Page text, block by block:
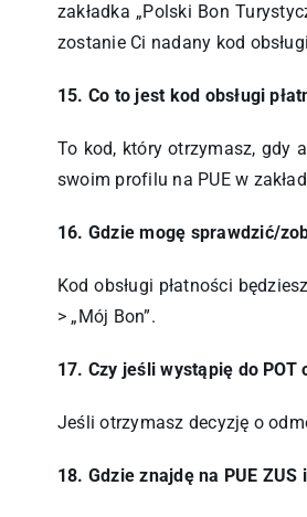
zakładka „Polski Bon
zostanie Ci nadany kod
15. Co to jest kod obsługi
To kod, który otrzymasz, gdy
swoim profilu na PUE w
16. Gdzie mogę sprawdzić/
Kod obsługi płatności
> „Mój Bon”.
17. Czy jeśli wystąpię do
Jeśli otrzymasz decyzję o
18. Gdzie znajdę na PUE